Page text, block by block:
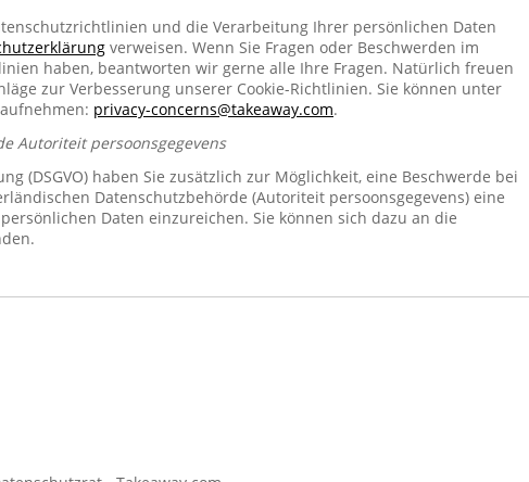
und die Verarbeitung Ihrer persönlichen Daten
verweisen. Wenn Sie Fragen oder Beschwerden im
haben, beantworten wir gerne alle Ihre Fragen. Natürlich freuen
zur Verbesserung unserer Cookie-Richtlinien. Sie können unter
privacy-concerns@takeaway.com.
Autoriteit persoonsgegevens
(DSGVO) haben Sie zusätzlich zur Möglichkeit, eine Beschwerde bei
Datenschutzbehörde (Autoriteit persoonsgegevens) eine
Daten einzureichen. Sie können sich dazu an die